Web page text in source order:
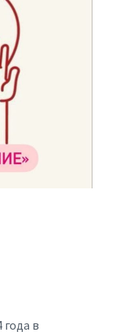
года в